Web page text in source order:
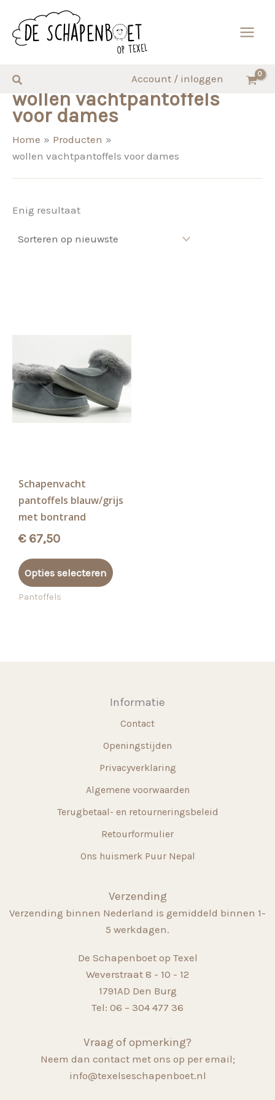
naar
Zoeken Account / inloggen
wollen vachtpantoffels
voor dames
Home
Producten
wollen vachtpantoffels voor dames
Enig resultaat
Schapenvacht
pantoffels blauw/grijs
met bontrand
€67,50
Opties selecteren product
worden
op
de
Pantoffels
Informatie
Contact
Openingstijden
Privacyverklaring
Algemene voorwaarden
Terugbetaal- en retourneringsbeleid
Retourformulier
Ons huismerk Puur Nepal
Verzending
Verzending binnen Nederland is gemiddeld binnen 1-
5 werkdagen.
De Schapenboet op Texel
Weverstraat 8 - 10 - 12
1791AD Den Burg
Tel: 06 – 304 477 36
Vraag of opmerking?
Neem dan contact met ons op per email;
info@texelseschapenboet.nl